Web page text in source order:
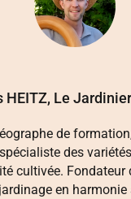
HEITZ, Le
de
des
cultivée. Fondateur
en harmonie